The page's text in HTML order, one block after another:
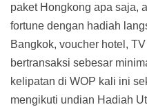
paket Hongkong apa saja,
fortune dengan hadiah
Bangkok, voucher hotel,
bertransaksi sebesar
kelipatan di WOP kali ini
mengikuti undian Hadiah